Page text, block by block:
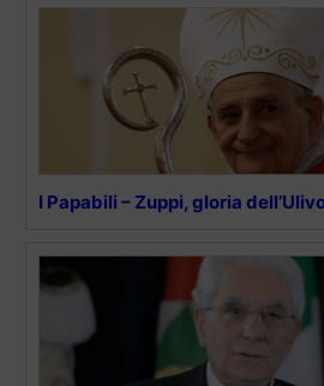
I Papabili – Zuppi, gloria